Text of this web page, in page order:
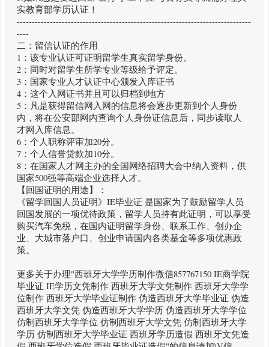
实教育部学历认证！
------------------------------------------------------------------------------
----
二：留信认证的作用
1：该专业认证可证明留学生真实留学身份。
2：同时对留学生所学专业等级给予评定。
3：国家专业人才认证中心颁发入库证书
4：这个入网证书并且可以归档到地方
5：凡是获得留信网入网的信息将会逐步更新到个人身份
内，将在公安部网内查询个人身份证信息后，同步读取人
才网入库信息。
6：个人职称评审加20分。
7：个人信誉贷款加10分。
8：在国家人才网主办的全国网络招聘大会中纳入资料，供
国家500强等高端企业选择人才。
【回国证明的用途】：
《留学回国人员证明》IE毕业证 是国家为了鼓励留学人员
回国发展的一项优待政策，留学人员持有此证明，可以享受
购买汽车免税，在国内证明留学身份、联系工作、创办企
业、大城市落户口、创业申请国内各类基金等多项优惠政
策。
更多关于办理"西班牙大学学历制作微信857767150 IE商学院
毕业证 IE学历文凭制作 西班牙大学文凭制作 西班牙大学学
位制作 西班牙大学毕业证制作 伪造西班牙大学毕业证 伪造
西班牙大学文凭 伪造西班牙大学学历 伪造西班牙大学学位
仿制西班牙大学学位 仿制西班牙大学文凭 仿制西班牙大学
学历 仿制西班牙大学毕业证 西班牙学历造假 西班牙文凭造